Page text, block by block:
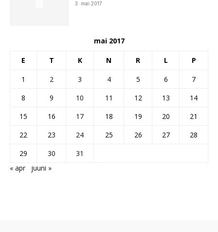
3. mai 2017
mai 2017
E T K N R L P
1 2 3 4 5 6
7
8
9 10 11 12 13
14
15
16 17 18 19 20
21
22
23 24 25 26 27
28
29
30
31
« apr
juuni »